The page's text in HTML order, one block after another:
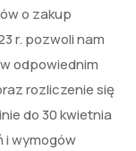
o zakup
r. pozwoli nam
odpowiednim
rozliczenie się
do 30 kwietnia
i wymogów